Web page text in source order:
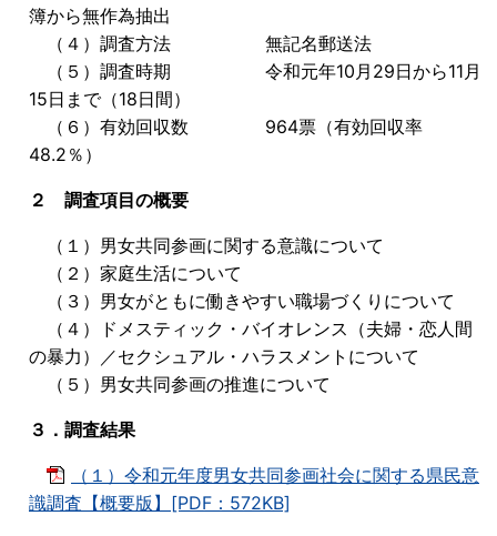
簿から無作為抽出
（４）調査方法 無記名郵送法
（５）調査時期 令和元年10月29日から11月
15日まで（18日間）
（６）有効回収数 964票（有効回収率
48.2％）
２ 調査項目の概要
（１）男女共同参画に関する意識について
（２）家庭生活について
（３）男女がともに働きやすい職場づくりについて
（４）ドメスティック・バイオレンス（夫婦・恋人間
の暴力）／セクシュアル・ハラスメントについて
（５）男女共同参画の推進について
３．調査結果
（１）令和元年度男女共同参画社会に関する県民意
識調査【概要版】[PDF：572KB]